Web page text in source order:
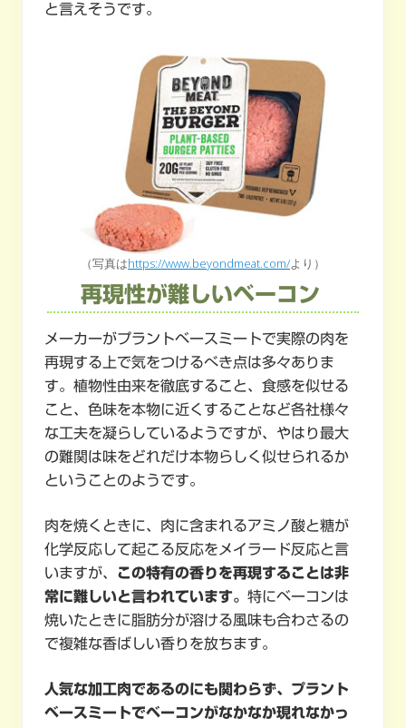
と言えそうです。
（写真はhttps://www.beyondmeat.com/より）
再現性が難しいベーコン
メーカーがプラントベースミートで実際の肉を
再現する上で気をつけるべき点は多々ありま
す。植物性由来を徹底すること、食感を似せる
こと、色味を本物に近くすることなど各社様々
な工夫を凝らしているようですが、やはり最大
の難関は味をどれだけ本物らしく似せられるか
ということのようです。
肉を焼くときに、肉に含まれるアミノ酸と糖が
化学反応して起こる反応をメイラード反応と言
いますが、 この特有の香りを再現することは非
常に難しいと言われています。 特にベーコンは
焼いたときに脂肪分が溶ける風味も合わさるの
で複雑な香ばしい香りを放ちます。
人気な加工肉であるのにも関わらず、プラント
ベースミートでベーコンがなかなか現れなかっ